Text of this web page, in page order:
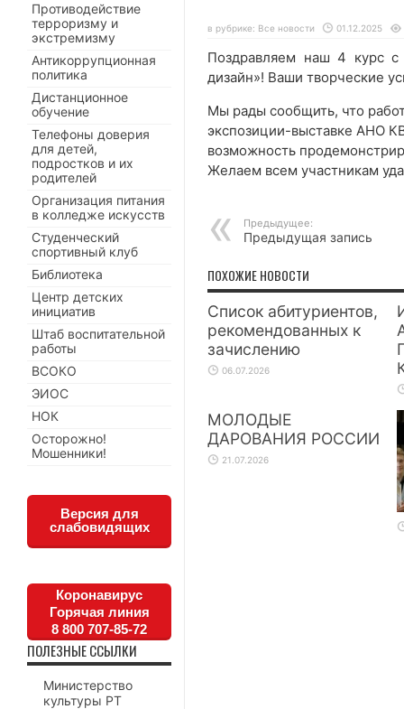
в рубрике: Все новости 01.12.2025
Поздравляем наш 4 курс
дизайн»! Ваши творческие
Мы рады сообщить, что
экспозиции-выставке АНО
возможность
Желаем всем участникам
Предыдущее:
Предыдущая запись
ПОХОЖИЕ НОВОСТИ
Список абитуриентов,
рекомендованных к
зачислению
06.07.2026
МОЛОДЫЕ
ДАРОВАНИЯ РОССИИ
21.07.2026
Противодействие
терроризму и
экстремизму
Антикоррупционная
политика
Дистанционное
обучение
Телефоны доверия
для детей,
подростков и их
родителей
Организация питания
в колледже искусств
Студенческий
спортивный клуб
Библиотека
Центр детских
инициатив
Штаб воспитательной
работы
ВСОКО
ЭИОС
НОК
Осторожно!
Мошенники!
Версия для
слабовидящих
Коронавирус
Горячая линия
8 800 707-85-72
ПОЛЕЗНЫЕ ССЫЛКИ
Министерство
культуры РТ